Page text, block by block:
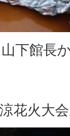
ら
花火大